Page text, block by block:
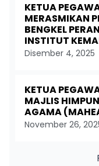
KETUA
MERASMIKAN
BENGKEL
INSTITUT
Disember 4, 2025
KETUA
MAJLIS
AGAMA
November 26,